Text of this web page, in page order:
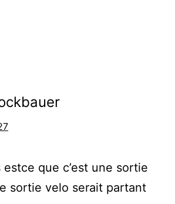
que c’est une sortie
sortie velo serait partant